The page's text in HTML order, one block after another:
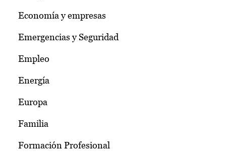
Economía y empresas
Emergencias y Seguridad
Empleo
Energía
Europa
Familia
Formación Profesional